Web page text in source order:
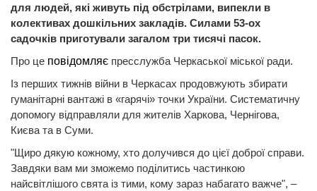
для людей, які живуть під обстрілами, випекли в
колективах дошкільних закладів. Силами 53-ох
садочків приготували загалом три тисячі пасок.
Про це повідомляє пресслужба Черкаської міської ради.
Із перших тижнів війни в Черкасах продовжують збирати
гуманітарні вантажі в «гарячі» точки України. Систематичну
допомогу відправляли для жителів Харкова, Чернігова,
Києва та в Суми.
"Щиро дякую кожному, хто долучився до цієї доброї справи.
Завдяки вам ми зможемо поділитись частинкою
найсвітлішого свята із тими, кому зараз набагато важче", –